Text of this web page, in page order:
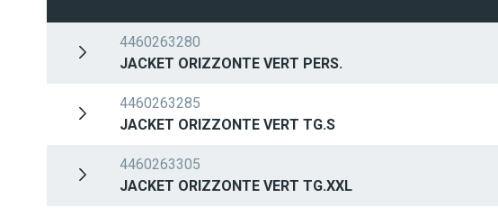
4460263280
JACKET ORIZZONTE VERT PERS.
4460263285
JACKET ORIZZONTE VERT TG.S
4460263305
JACKET ORIZZONTE VERT TG.XXL